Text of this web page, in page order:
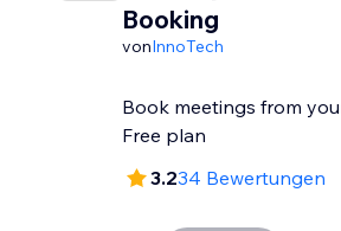
Booking
vonInnoTech
Book meetings from
Free plan
3.234 Bewertungen